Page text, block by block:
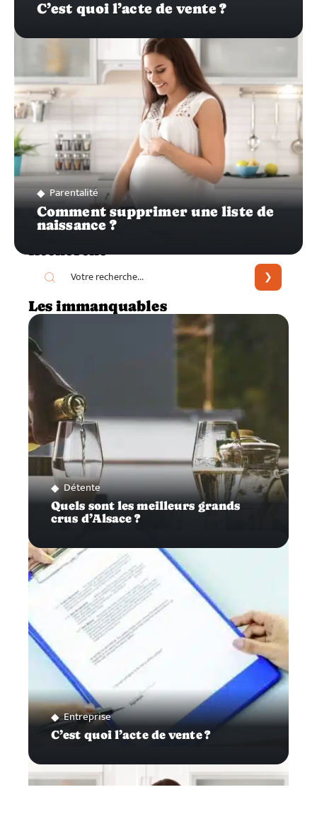
C’est quoi l’acte de vente ?
Parentalité
Comment supprimer une liste de
naissance ?
Recherche
Les immanquables
Détente
Quels sont les meilleurs grands
crus d’Alsace ?
Entreprise
C’est quoi l’acte de vente ?